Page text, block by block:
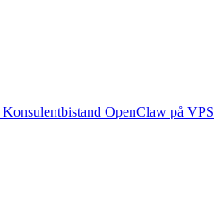
Konsulentbistand OpenClaw på VPS